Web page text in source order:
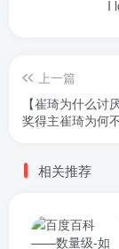
I
上一篇
【崔琦为什么讨
奖得主崔琦为何
相关推荐